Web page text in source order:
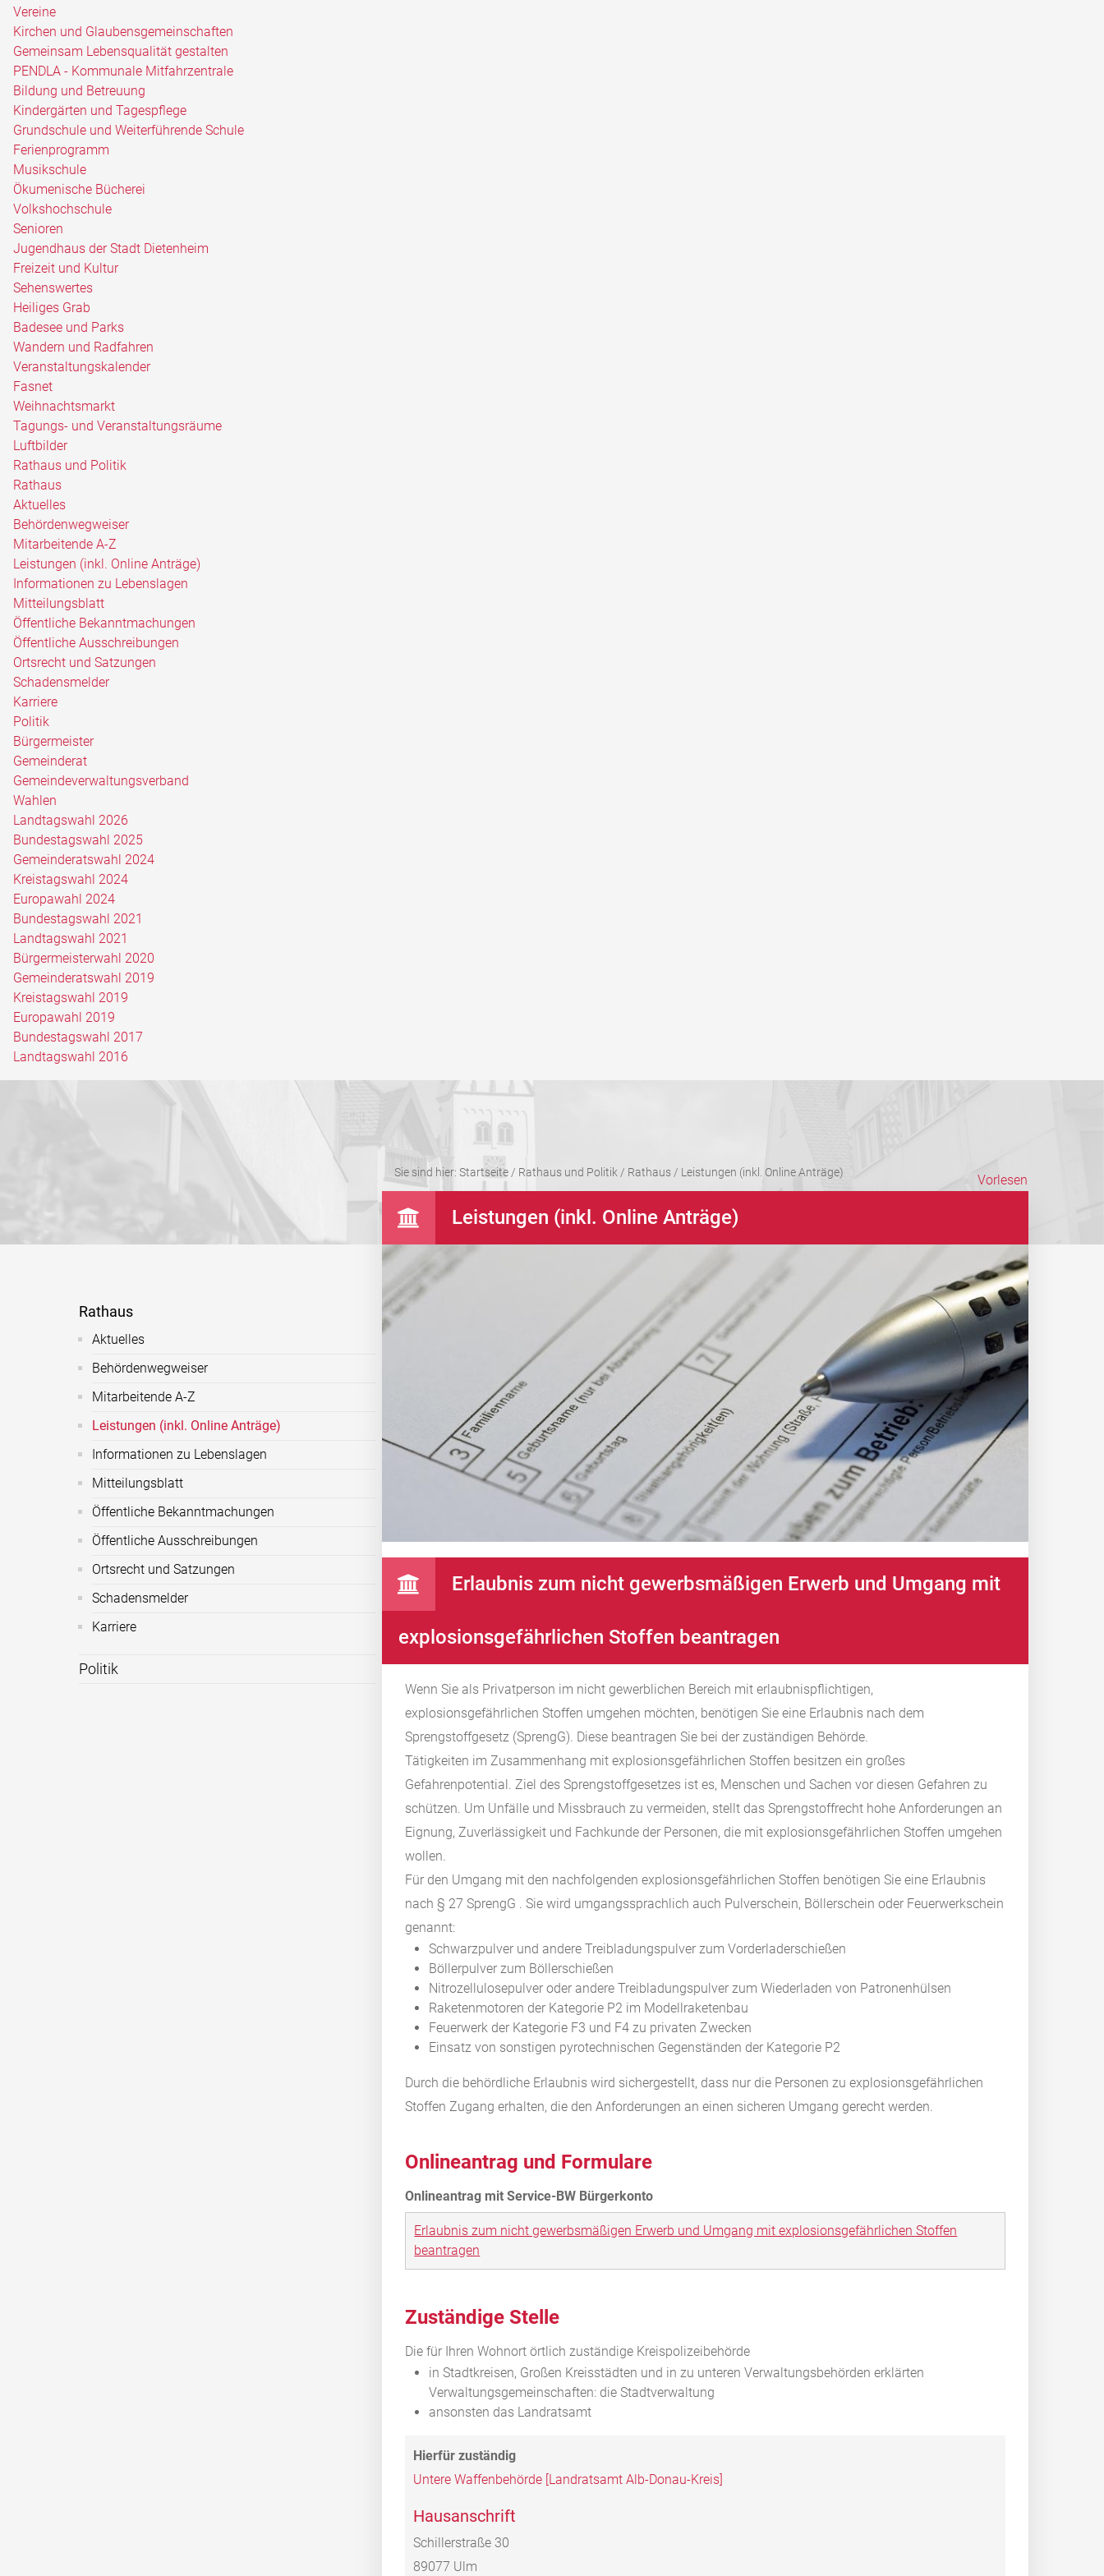
Vereine
Kirchen und Glaubensgemeinschaften
Gemeinsam Lebensqualität gestalten
PENDLA - Kommunale Mitfahrzentrale
Bildung und Betreuung
Kindergärten und Tagespflege
Grundschule und Weiterführende Schule
Ferienprogramm
Musikschule
Ökumenische Bücherei
Volkshochschule
Senioren
Jugendhaus der Stadt Dietenheim
Freizeit und Kultur
Sehenswertes
Heiliges Grab
Badesee und Parks
Wandern und Radfahren
Veranstaltungskalender
Fasnet
Weihnachtsmarkt
Tagungs- und Veranstaltungsräume
Luftbilder
Rathaus und Politik
Rathaus
Aktuelles
Behördenwegweiser
Mitarbeitende A-Z
Leistungen (inkl. Online Anträge)
Informationen zu Lebenslagen
Mitteilungsblatt
Öffentliche Bekanntmachungen
Öffentliche Ausschreibungen
Ortsrecht und Satzungen
Schadensmelder
Karriere
Politik
Bürgermeister
Gemeinderat
Gemeindeverwaltungsverband
Wahlen
Landtagswahl 2026
Bundestagswahl 2025
Gemeinderatswahl 2024
Kreistagswahl 2024
Europawahl 2024
Bundestagswahl 2021
Landtagswahl 2021
Bürgermeisterwahl 2020
Gemeinderatswahl 2019
Kreistagswahl 2019
Europawahl 2019
Bundestagswahl 2017
Landtagswahl 2016
Sie sind hier: Startseite/ Rathaus und Politik / Rathaus/ Leistungen (inkl. Online Anträge) Vorlesen
Rathaus
Aktuelles
Behördenwegweiser
Mitarbeitende A-Z
Leistungen (inkl. Online Anträge)
Informationen zu Lebenslagen
Mitteilungsblatt
Öffentliche Bekanntmachungen
Öffentliche Ausschreibungen
Ortsrecht und Satzungen
Schadensmelder
Karriere
Politik
Leistungen (inkl. Online Anträge)
Erlaubnis zum nicht gewerbsmäßigen Erwerb und Umgang mit
explosionsgefährlichen Stoffen beantragen
Wenn Sie als Privatperson im nicht gewerblichen Bereich mit erlaubnispflichtigen,
explosionsgefährlichen Stoffen umgehen möchten, benötigen Sie eine Erlaubnis nach dem
Sprengstoffgesetz (SprengG). Diese beantragen Sie bei der zuständigen Behörde.
Tätigkeiten im Zusammenhang mit explosionsgefährlichen Stoffen besitzen ein großes
Gefahrenpotential. Ziel des Sprengstoffgesetzes ist es, Menschen und Sachen vor diesen Gefahren zu
schützen. Um Unfälle und Missbrauch zu vermeiden, stellt das Sprengstoffrecht hohe Anforderungen an
Eignung, Zuverlässigkeit und Fachkunde der Personen, die mit explosionsgefährlichen Stoffen umgehen
wollen.
Für den Umgang mit den nachfolgenden explosionsgefährlichen Stoffen benötigen Sie eine Erlaubnis
nach § 27 SprengG . Sie wird umgangssprachlich auch Pulverschein, Böllerschein oder Feuerwerkschein
genannt:
Schwarzpulver und andere Treibladungspulver zum Vorderladerschießen
Böllerpulver zum Böllerschießen
Nitrozellulosepulver oder andere Treibladungspulver zum Wiederladen von Patronenhülsen
Raketenmotoren der Kategorie P2 im Modellraketenbau
Feuerwerk der Kategorie F3 und F4 zu privaten Zwecken
Einsatz von sonstigen pyrotechnischen Gegenständen der Kategorie P2
Durch die behördliche Erlaubnis wird sichergestellt, dass nur die Personen zu explosionsgefährlichen
Stoffen Zugang erhalten, die den Anforderungen an einen sicheren Umgang gerecht werden.
Onlineantrag und Formulare
Erlaubnis zum nicht gewerbsmäßigen Erwerb und Umgang mit explosionsgefährlichen Stoffen
beantragen
Zuständige Stelle
Die für Ihren Wohnort örtlich zuständige Kreispolizeibehörde
in Stadtkreisen, Großen Kreisstädten und in zu unteren Verwaltungsbehörden erklärten
Verwaltungsgemeinschaften: die Stadtverwaltung
ansonsten das Landratsamt
Untere Waffenbehörde [Landratsamt Alb-Donau-Kreis]
Hausanschrift
Schillerstraße 30
89077 Ulm